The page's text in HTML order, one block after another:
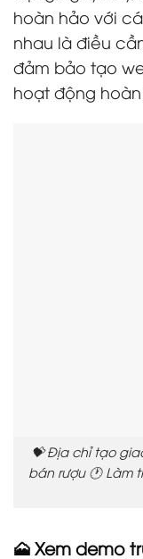
hoàn hảo với
nhau là điều
đảm bảo tạo
hoạt động
💝 Địa chỉ tạo
bán rượu 🕐 Làm
🗻 Xem demo